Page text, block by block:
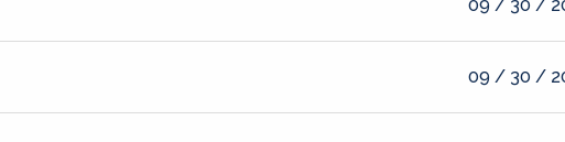
09 / 30 /
09 / 30 /